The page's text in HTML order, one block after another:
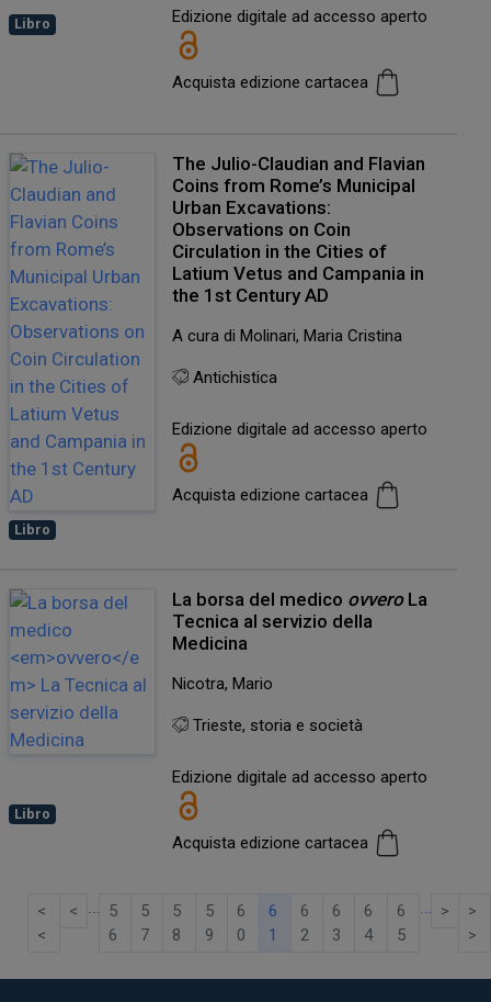
Libro Edizione digitale ad accesso aperto
Acquista edizione cartacea
Libro
The Julio-Claudian and Flavian
Coins from Rome’s Municipal
Urban Excavations:
Observations on Coin
Circulation in the Cities of
Latium Vetus and Campania in
the 1st Century AD
A cura di Molinari, Maria Cristina
Antichistica
Edizione digitale ad accesso aperto
Acquista edizione cartacea
Libro
La borsa del medico ovveroLa
Tecnica al servizio della
Medicina
Nicotra, Mario
Trieste, storia e società
Edizione digitale ad accesso aperto
Acquista edizione cartacea
<
<
<
5
6
5
7
5
8
5
9
6
0
6
1
6
2
6
3
6
4
6
5
>
>
>